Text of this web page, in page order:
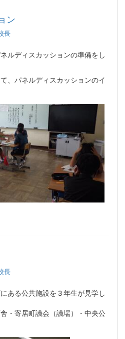
ン
長
ルディスカッションの準備をし
、パネルディスカッションのイ
長
ある公共施設を３年生が見学し
・寄居町議会（議場）・中央公